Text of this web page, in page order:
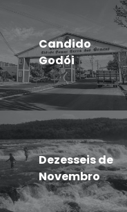
Candido
Godói
Dezesseis de
Novembro